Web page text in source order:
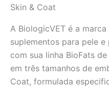
Skin & Coat
A BiologicVET é a
suplementos para pele
com sua linha BioFats
em três tamanhos de
Coat, formulada